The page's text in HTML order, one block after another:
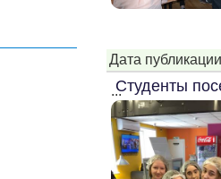
...
Дата
Студенты